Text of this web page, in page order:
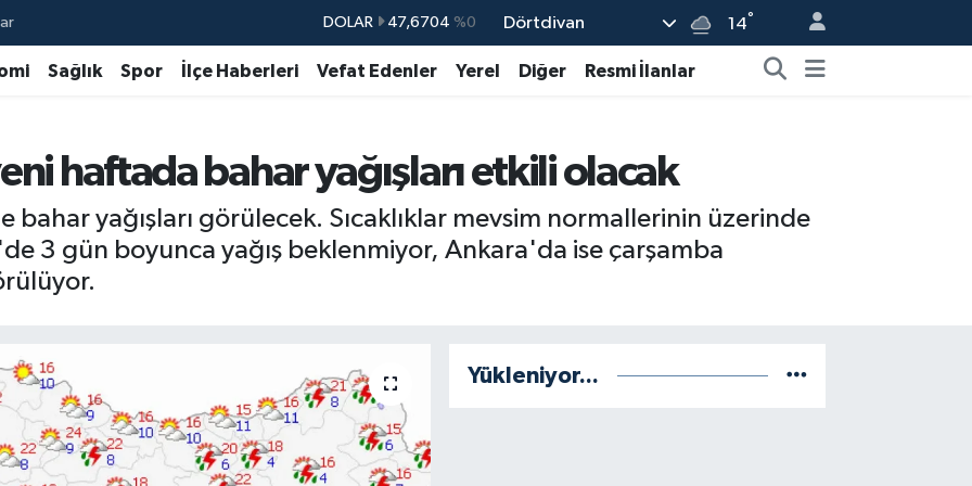
DOLAR 47,6704 %0
EURO 55,0406 %-0.08
BİST100 13.799 %70
BITCOIN 64.643,95 %0.16
Dörtdivan 14°
Sağlık Spor İlçe Haberleri Vefat Edenler Yerel Diğer Resmi İlanlar
haftada bahar yağışları etkili olacak
bahar yağışları görülecek. Sıcaklıklar mevsim normallerinin üzerinde
3 gün boyunca yağış beklenmiyor, Ankara'da ise çarşamba
Yükleniyor...